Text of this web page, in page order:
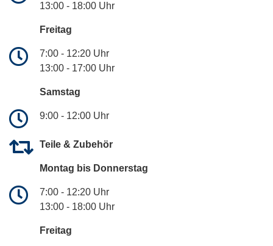
13:00 - 18:00 Uhr
Freitag
7:00 - 12:20 Uhr
13:00 - 17:00 Uhr
Samstag
9:00 - 12:00 Uhr
Teile & Zubehör
Montag bis Donnerstag
7:00 - 12:20 Uhr
13:00 - 18:00 Uhr
Freitag